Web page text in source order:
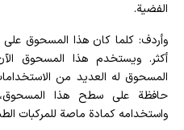
الفضية.
وأردف: كلما كان هذا المسحوق على
أكثر. ويستخدم هذا المسحوق
المسحوق له العديد من
حافظة على سطح هذا
واستخدامه كمادة ماصة للمركبات